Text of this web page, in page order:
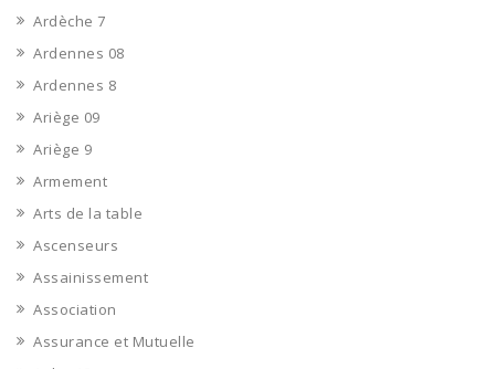
Ardèche 7
Ardennes 08
Ardennes 8
Ariège 09
Ariège 9
Armement
Arts de la table
Ascenseurs
Assainissement
Association
Assurance et Mutuelle